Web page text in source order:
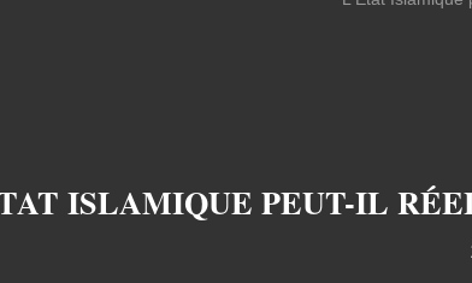
ISLAMIQUE PEUT-IL